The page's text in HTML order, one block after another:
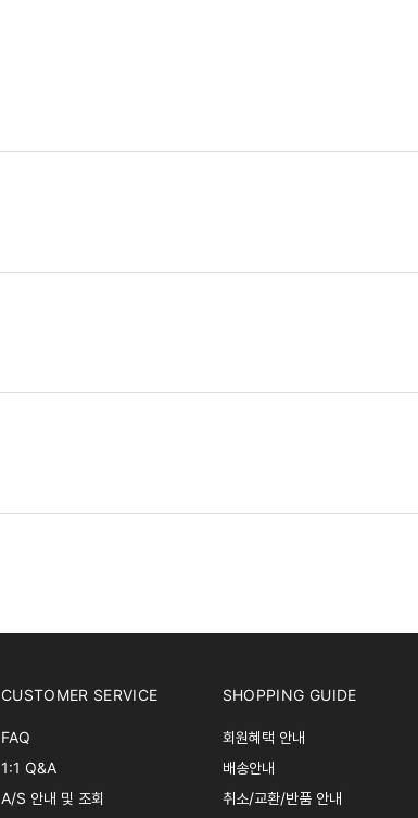
CUSTOMER SERVICE
FAQ
1:1 Q&A
A/S 안내 및 조회
SHOPPING GUIDE
회원혜택 안내
배송안내
취소/교환/반품 안내